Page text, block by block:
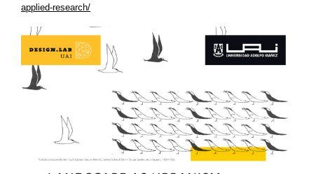
applied-research/